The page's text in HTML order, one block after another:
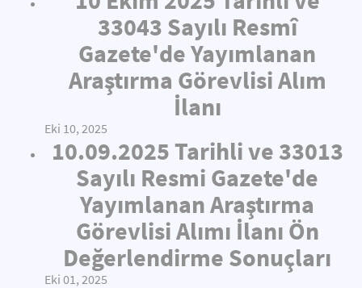
33043 Sayılı Resmî
Gazete'de Yayımlanan
Araştırma Görevlisi Alım
İlanı
Eki 10, 2025
10.09.2025 Tarihli ve 33013
Sayılı Resmi Gazete'de
Yayımlanan Araştırma
Görevlisi Alımı İlanı Ön
Değerlendirme Sonuçları
Eki 01, 2025